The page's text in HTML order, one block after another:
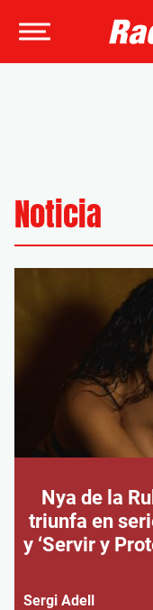
Noticia
Nya de la
triunfa en
y ‘Servir y
Sergi Adell